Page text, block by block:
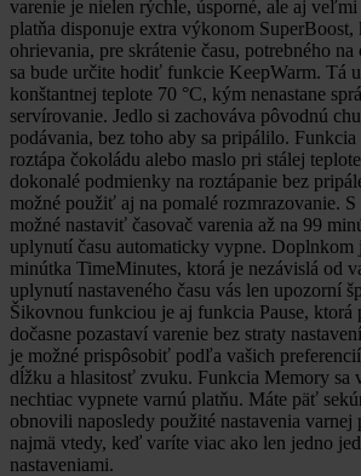
varenie je nielen rýchle, úsporné, ale aj veľmi
platňa disponuje extra výkonom
ohrievania, pre skrátenie času, potrebného
sa bude určite hodiť funkcie KeepWarm. Tá
konštantnej teplote 70 °C, kým nenastane
servírovanie. Jedlo si zachováva pôvodnú
podávania, bez toho aby sa pripálilo.
roztápa čokoládu alebo maslo pri stálej
dokonalé podmienky na roztápanie bez
možné použiť aj na pomalé rozmrazovanie.
možné nastaviť časovač varenia až na 99
uplynutí času automaticky vypne. Doplnkom
minútka TimeMinutes, ktorá je nezávislá od
uplynutí nastaveného času vás len upozorní
Šikovnou funkciou je aj funkcia Pause, ktorá
dočasne pozastaví varenie bez straty
je možné prispôsobiť podľa vašich
dĺžku a hlasitosť zvuku. Funkcia Memory sa
nechtiac vypnete varnú platňu. Máte päť
obnovili naposledy použité nastavenia varnej
najmä vtedy, keď varíte viac ako len jedno
nastaveniami.